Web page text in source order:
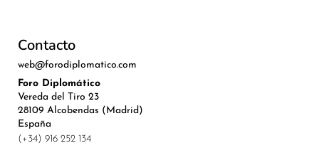
Contacto
web@forodiplomatico.com
Foro Diplomático
Vereda del Tiro 23
28109 Alcobendas (Madrid)
España
(+34) 916 252 134